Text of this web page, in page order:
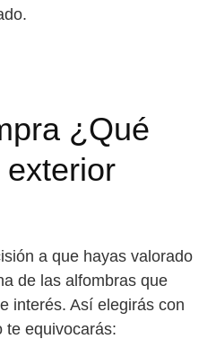
¿Qué
a que hayas valorado
de las alfombras que
interés. Así elegirás con
te equivocarás: